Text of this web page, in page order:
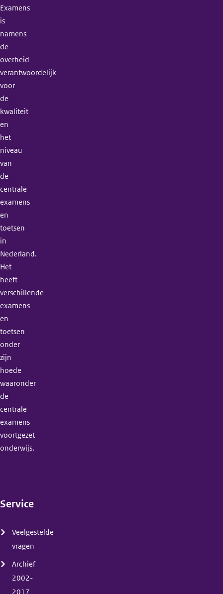
Examens
is
namens
de
overheid
verantwoordelijk
voor
de
kwaliteit
en
het
niveau
van
de
centrale
examens
en
toetsen
in
Nederland.
Het
heeft
verschillende
examens
en
toetsen
onder
zijn
hoede
waaronder
de
centrale
examens
voortgezet
onderwijs.
Service
Veelgestelde
vragen
Archief
2002-
2017